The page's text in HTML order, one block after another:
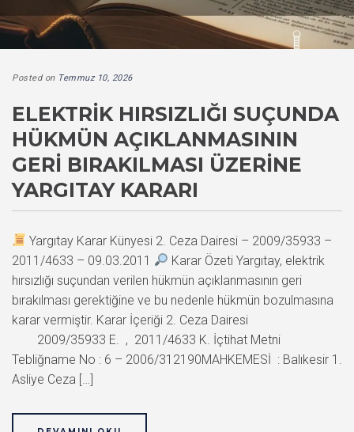
Posted on Temmuz 10, 2026
ELEKTRIK HIRSIZLIĞI SUÇUNDA
HÜKMÜN AÇIKLANMASININ
GERI BIRAKILMASI ÜZERINE
YARGITAY KARARI
Yargıtay Karar Künyesi 2. Ceza Dairesi – 2009/35933 –
2011/4633 – 09.03.2011
Karar Özeti Yargıtay, elektrik
hırsızlığı suçundan verilen hükmün açıklanmasının geri
bırakılması gerektiğine ve bu nedenle hükmün bozulmasına
karar vermiştir. Karar İçeriği 2. Ceza Dairesi
2009/35933 E. , 2011/4633 K. İçtihat Metni
Tebliğname No : 6 – 2006/312190MAHKEMESİ : Balıkesir 1.
Asliye Ceza […]